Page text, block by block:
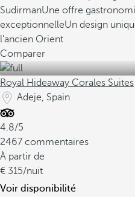
SudirmanUne offre
exceptionnelleUn design
l'ancien Orient
Comparer
Royal Hideaway Corales Suites
Adeje, Spain
4.8/5
2467 commentaires
À partir de
315/nuit
Voir disponibilité